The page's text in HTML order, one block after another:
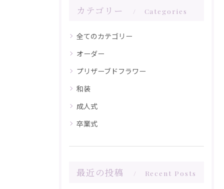
カテゴリー Categories
全てのカテゴリー
オーダー
プリザーブドフラワー
和装
成人式
卒業式
最近の投稿 Recent Posts